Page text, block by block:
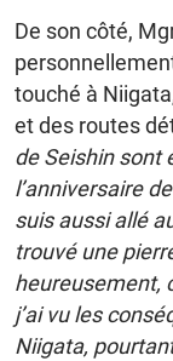
De son côté,
touché à
et des routes
de Seishin sont
l’anniversaire
suis aussi allé
trouvé une
heureusement,
j’ai vu les
Niigata,